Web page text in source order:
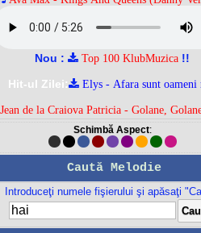
Nou : Top 100 KlubMuzica !!
Hit-ul Zilei:
Elys - Afara sunt oameni
Jean de la Craiova Patricia - Golane,
Schimbă Aspect:
Caută Melodie
Introduceţi numele fişierului şi apăsaţi